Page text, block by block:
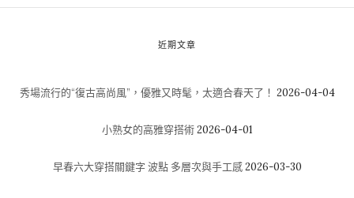
近期文章
秀場流行的“復古高尚風”，優雅又時髦，太適合春天了！ 2026-04-04
小熟女的高雅穿搭術 2026-04-01
早春六大穿搭關鍵字 波點 多層次與手工感 2026-03-30